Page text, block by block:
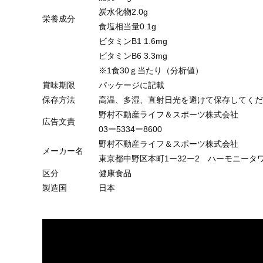
栄養成分
炭水化物2.0g
食塩相当量0.1g
ビタミンB1 1.6mg
ビタミンB6 3.3mg
※1食30ｇ当たり（分析値）
賞味期限
パッケージに記載
保存方法
高温、多湿、直射日光を避けて保存してく
広告文責
野村不動産ライフ＆スポーツ株式会社
03ー5334ー8600
メーカー名
野村不動産ライフ＆スポーツ株式会社
東京都中野区本町1ー32ー2 ハーモニータ
区分
健康食品
製造国
日本